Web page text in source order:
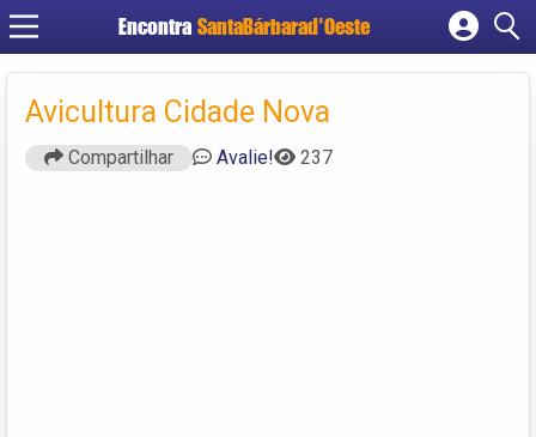
Encontra SantaBárbarad'Oeste
Cadastrar empresa
Criar conta
Avicultura Cidade Nova
Compartilhar Avalie! 237